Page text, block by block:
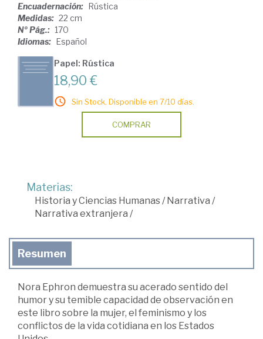
Encuadernación: Rústica
Medidas: 22 cm
Nº Pág.: 170
Idiomas: Español
Papel: Rústica
18,90 €
Sin Stock. Disponible en 7/10 días.
COMPRAR
Materias:
Historia y Ciencias Humanas /Narrativa /
Narrativa extranjera /
Resumen
Nora Ephron demuestra su acerado sentido del
humor y su temible capacidad de observación en
este libro sobre la mujer, el feminismo y los
conflictos de la vida cotidiana en los Estados